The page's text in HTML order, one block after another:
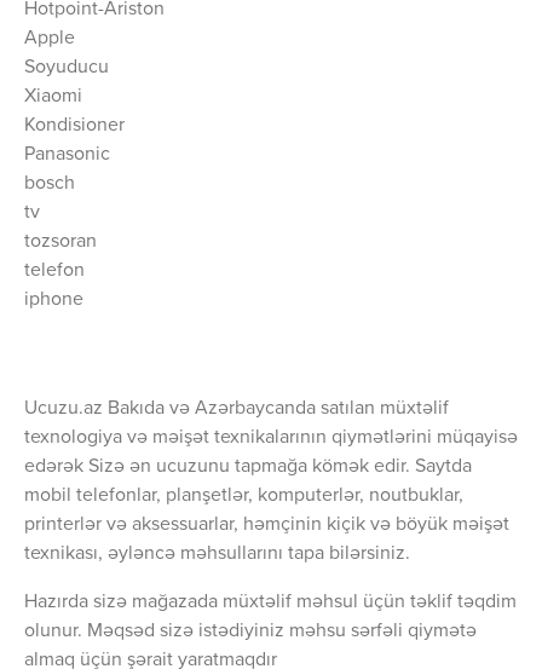
Hotpoint-Ariston
Apple
Soyuducu
Xiaomi
Kondisioner
Panasonic
bosch
tv
tozsoran
telefon
iphone
Ucuzu.az Bakıda və Azərbaycanda satılan müxtəlif
texnologiya və məişət texnikalarının qiymətlərini müqayisə
edərək Sizə ən ucuzunu tapmağa kömək edir. Saytda
mobil telefonlar, planşetlər, komputerlər, noutbuklar,
printerlər və aksessuarlar, həmçinin kiçik və böyük məişət
texnikası, əyləncə məhsullarını tapa bilərsiniz.
Hazırda sizə mağazada müxtəlif məhsul üçün təklif təqdim
olunur. Məqsəd sizə istədiyiniz məhsu sərfəli qiymətə
almaq üçün şərait yaratmaqdır